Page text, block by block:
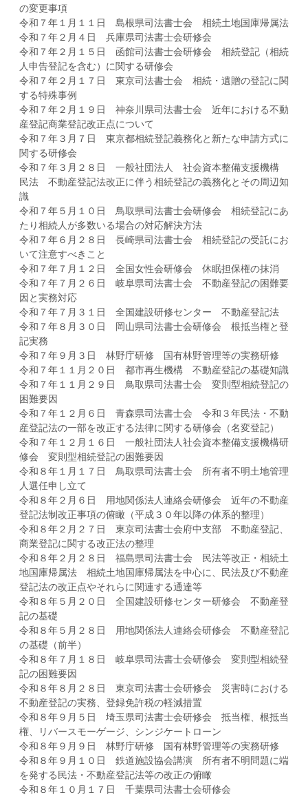
の変更事項
令和７年１月１１日 島根県司法書士会 相続土地国庫帰属法
令和７年２月４日 兵庫県司法書士会研修会
令和７年２月１５日 函館司法書士会研修会 相続登記（相続
人申告登記を含む）に関する研修会
令和７年２月１７日 東京司法書士会 相続・遺贈の登記に関
する特殊事例
令和７年２月１９日 神奈川県司法書士会 近年における不動
産登記商業登記改正点について
令和７年３月７日 東京都相続登記義務化と新たな申請方式に
関する研修会
令和７年３月２８日 一般社団法人 社会資本整備支援機構
民法 不動産登記法改正に伴う相続登記の義務化とその周辺知
識
令和７年５月１０日 鳥取県司法書士会研修会 相続登記にあ
たり相続人が多数いる場合の対応解決方法
令和７年６月２８日 長崎県司法書士会 相続登記の受託にお
いて注意すべきこと
令和７年７月１２日 全国女性会研修会 休眠担保権の抹消
令和７年７月２６日 岐阜県司法書士会 不動産登記の困難要
因と実務対応
令和７年７月３１日 全国建設研修センター 不動産登記法
令和７年８月３０日 岡山県司法書士会研修会 根抵当権と登
記実務
令和７年９月３日 林野庁研修 国有林野管理等の実務研修
令和７年１１月２０日 都市再生機構 不動産登記の基礎知識
令和７年１１月２９日 鳥取県司法書士会 変則型相続登記の
困難要因
令和７年１２月６日 青森県司法書士会 令和３年民法・不動
産登記法の一部を改正する法律に関する研修会（名変登記）
令和７年１２月１６日 一般社団法人社会資本整備支援機構研
修会 変則型相続登記の困難要因
令和８年１月１７日 鳥取県司法書士会 所有者不明土地管理
人選任申し立て
令和８年２月６日 用地関係法人連絡会研修会 近年の不動産
登記法制改正事項の俯瞰（平成３０年以降の体系的整理）
令和８年２月２７日 東京司法書士会府中支部 不動産登記、
商業登記に関する改正法の整理
令和８年２月２８日 福島県司法書士会 民法等改正・相続土
地国庫帰属法 相続土地国庫帰属法を中心に、民法及び不動産
登記法の改正点やそれらに関連する通達等
令和８年５月２０日 全国建設研修センター研修会 不動産登
記の基礎
令和８年５月２８日 用地関係法人連絡会研修会 不動産登記
の基礎（前半）
令和８年７月１８日 岐阜県司法書士会研修会 変則型相続登
記の困難要因
令和８年８月２８日 東京司法書士会研修会 災害時における
不動産登記の実務、登録免許税の軽減措置
令和８年９月５日 埼玉県司法書士会研修会 抵当権、根抵当
権、リバースモーゲージ、シンジケートローン
令和８年９月９日 林野庁研修 国有林野管理等の実務研修
令和８年９月１０日 鉄道施設協会講演 所有者不明問題に端
を発する民法・不動産登記法等の改正の俯瞰
令和８年１０月１７日 千葉県司法書士会研修会